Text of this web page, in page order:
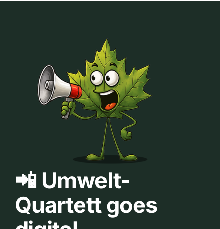
📲 Umwelt-
Quartett goes